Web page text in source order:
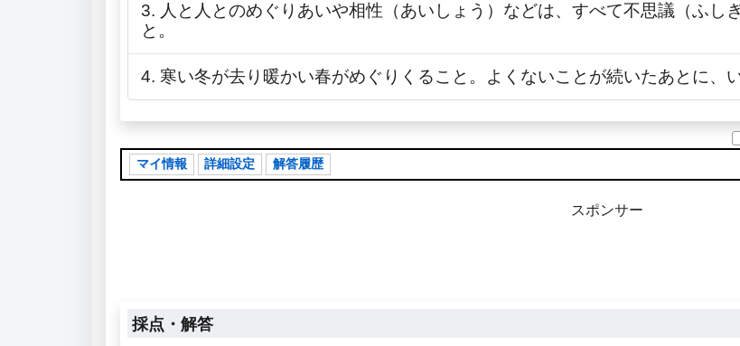
3. 人と人とのめぐりあいや相性（あいしょう）などは、すべて不思議（ふし
と。
4. 寒い冬が去り暖かい春がめぐりくること。よくないことが続いたあとに、
マイ情報 詳細設定 解答履歴
スポンサー
採点・解答